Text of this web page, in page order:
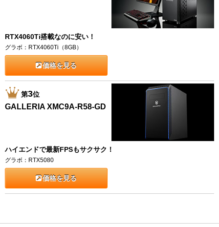
RTX4060Ti搭載なのに安い！
グラボ：RTX4060Ti（8GB）
価格を見る
第3位
GALLERIA XMC9A-R58-GD
ハイエンドで最新FPSもサクサク！
グラボ：RTX5080
価格を見る